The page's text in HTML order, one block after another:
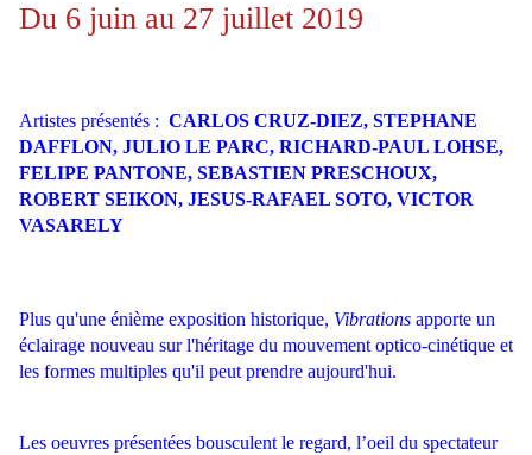
Du 6 juin au 27 juillet 2019
Artistes présentés : CARLOS CRUZ-DIEZ, STEPHANE
DAFFLON, JULIO LE PARC, RICHARD-PAUL LOHSE,
FELIPE PANTONE, SEBASTIEN PRESCHOUX,
ROBERT SEIKON, JESUS-RAFAEL SOTO, VICTOR
VASARELY
Plus qu'une énième exposition historique, Vibrations apporte un
éclairage nouveau sur l'héritage du mouvement optico-cinétique et
les formes multiples qu'il peut prendre aujourd'hui.
Les oeuvres présentées bousculent le regard, l’oeil du spectateur